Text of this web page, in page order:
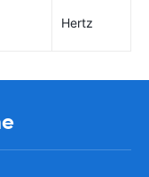
Hertz